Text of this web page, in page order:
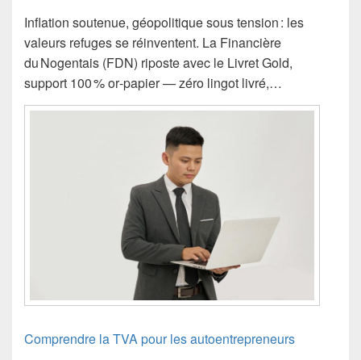
Inflation soutenue, géopolitique sous tension : les
valeurs refuges se réinventent. La Financière
du Nogentais (FDN) riposte avec le Livret Gold,
support 100 % or‑papier — zéro lingot livré,…
Comprendre la TVA pour les autoentrepreneurs